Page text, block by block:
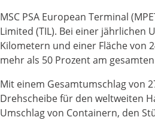
MSC PSA European Terminal
Limited (TIL). Bei einer jährlichen
Kilometern und einer Fläche von
mehr als 50 Prozent am
Mit einem Gesamtumschlag von
Drehscheibe für den weltweiten
Umschlag von Containern, den